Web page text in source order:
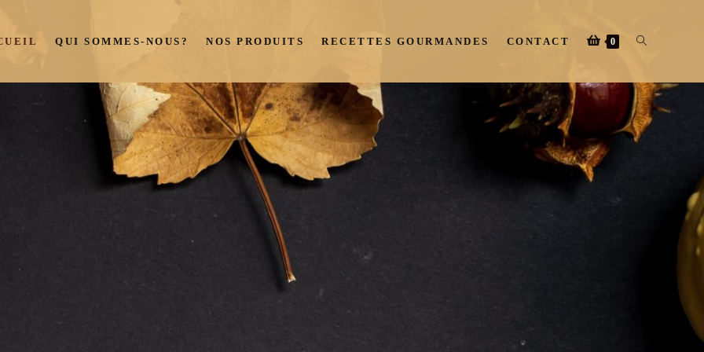
QUI SOMMES-NOUS? NOS PRODUITS RECETTES GOURMANDES CONTACT 0